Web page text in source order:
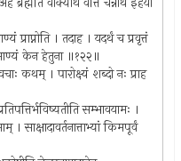
। तदाह । यदर्थं च प्रवृत्तं
केन हेतुना ॥१२२॥
कथम् । पारोक्ष्यं शब्दो नः प्राह
सम्भावयामः ।
साक्षादावर्तनात्ताभ्यां किमपूर्वं